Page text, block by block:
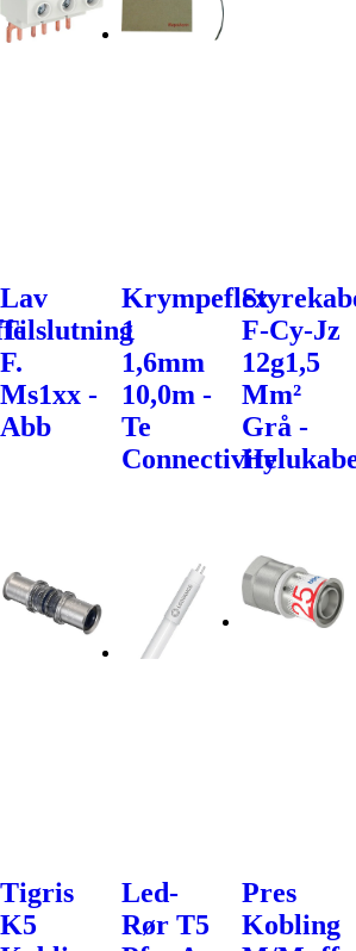
Lav
Tilslutning
F.
Ms1xx -
Abb
Krympeflex
1
1,6mm
10,0m -
Te
Connectivity
F-Cy-Jz
12g1,5
Mm²
Grå -
Tigris
K5
Led-
Rør T5
Pres
Kobling